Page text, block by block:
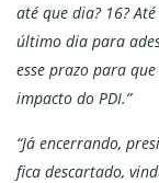
até que dia? 16?
último dia para
esse prazo para
impacto do PDI.”
“Já encerrando,
fica descartado,